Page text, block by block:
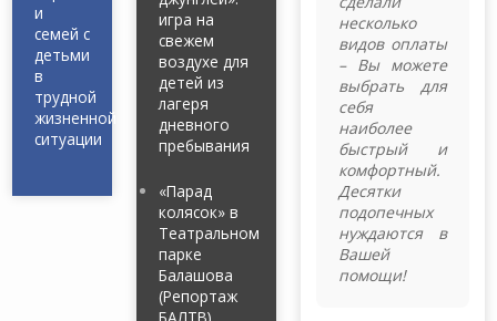
и
семей с
детьми
в
трудной
жизненной
ситуации
игра на
свежем
воздухе для
детей из
лагеря
дневного
пребывания
«Парад
колясок» в
Театральном
парке
Балашова
(Репортаж
несколько
видов оплаты
– Вы можете
выбрать для
себя
наиболее
быстрый и
комфортный.
Десятки
подопечных
нуждаются в
Вашей
помощи!